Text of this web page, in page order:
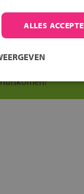
Jouw talent in
Transport en
voor vmbo
ALLES